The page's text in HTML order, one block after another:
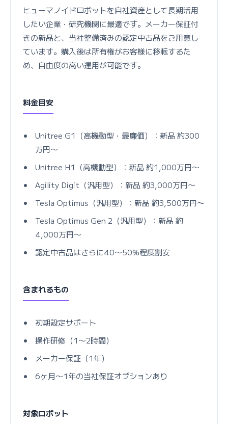
ヒューマノイドロボットを自社資産として長期活用
したい企業・研究機関に最適です。メーカー保証付
きの新品と、当社整備済みの認定中古品をご用意し
ています。購入後は所有権がお客様に移転するた
め、自由度の高い運用が可能です。
料金目安
Unitree G1（高機動型・最廉価）：新品 約300
万円〜
Unitree H1（高機動型）：新品 約1,000万円〜
Agility Digit（汎用型）：新品 約3,000万円〜
Tesla Optimus（汎用型）：新品 約3,500万円〜
Tesla Optimus Gen 2（汎用型）：新品 約
4,000万円〜
認定中古品はさらに40〜50%程度割安
含まれるもの
初期設定サポート
操作研修（1〜2時間）
メーカー保証（1年）
6ヶ月〜1年の当社保証オプションあり
対象ロボット